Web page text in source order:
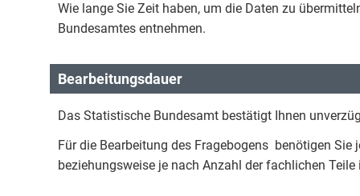
Wie lange Sie Zeit haben, um die Daten zu
Bundesamtes entnehmen.
Bearbeitungsdauer
Das Statistische Bundesamt bestätigt Ihnen
Für die Bearbeitung des Fragebogens benötigen Sie
beziehungsweise je nach Anzahl der fachlichen